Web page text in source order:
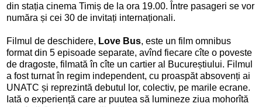
din stația cinema Timiș de la ora 19.00. Între pasageri se vor
număra și cei 30 de invitați internaționali.
Filmul de deschidere, Love Bus, este un film omnibus
format din 5 episoade separate, avînd fiecare cîte o poveste
de dragoste, filmată în cîte un cartier al Bucureștiului. Filmul
a fost turnat în regim independent, cu proaspăt absovenți ai
UNATC și reprezintă debutul lor, colectiv, pe marile ecrane.
Iată o experiență care ar puutea să lumineze ziua mohorîtă